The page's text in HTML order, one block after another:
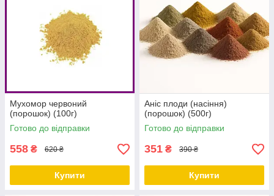
Мухомор червоний
(порошок) (100г)
Готово до відправки
558 ₴ 620 ₴
Купити
Аніс плоди (насіння)
(порошок) (500г)
Готово до відправки
351 ₴ 390 ₴
Купити